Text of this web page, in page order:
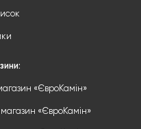
«ЄвроКамін»
«ЄвроКамін»